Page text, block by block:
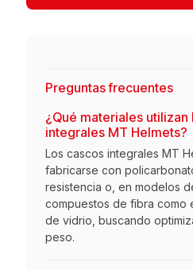
Preguntas frecuentes
¿Qué materiales utilizan
integrales MT Helmets?
Los cascos integrales MT
fabricarse con
resistencia o, en modelos
compuestos de fibra como
de vidrio, buscando
peso.